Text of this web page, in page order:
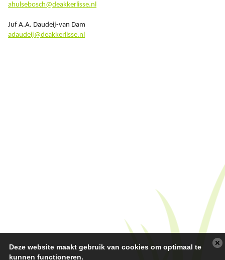
ahulsebosch@deakkerlisse.nl
Juf A.A. Daudeij-van Dam
adaudeij@deakkerlisse.nl
Deze website maakt gebruik van cookies om optimaal te
kunnen functioneren.